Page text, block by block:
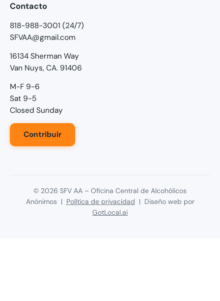
Contacto
818-988-3001 (24/7)
SFVAA@gmail.com
16134 Sherman Way
Van Nuys, CA. 91406
M-F 9-6
Sat 9-5
Closed Sunday
Contribuir
© 2026 SFV AA – Oficina Central de Alcohólicos
Anónimos | Política de privacidad | Diseño web por
GotLocal.ai